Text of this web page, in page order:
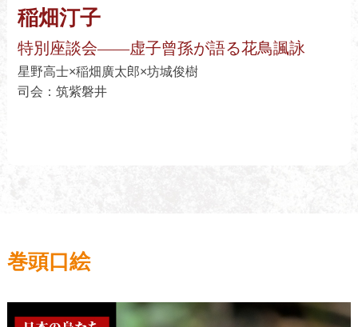
【クローズアップ】細見逍子／上田信治／小野裕三／石
塚直子／川原風人／田中優美子／樫本由貴
【俳人スポットライト】小沢真弓／鈴木久美子／倉橋み
どり／多田学友
稲畑汀子
特別座談会――虚子曾孫が語る花鳥諷詠
星野高士×稲畑廣太郎×坊城俊樹
司会：筑紫磐井
巻頭口絵